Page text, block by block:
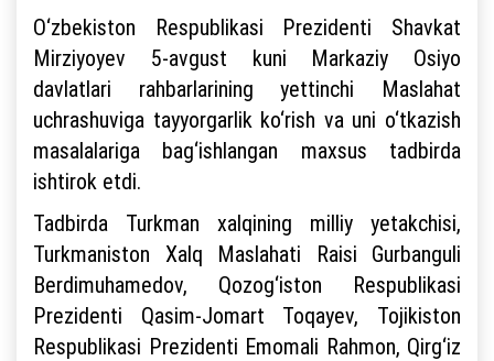
O‘zbekiston Respublikasi Prezidenti Shavkat
Mirziyoyev 5-avgust kuni Markaziy Osiyo
davlatlari rahbarlarining yettinchi Maslahat
uchrashuviga tayyorgarlik ko‘rish va uni o‘tkazish
masalalariga bag‘ishlangan maxsus tadbirda
ishtirok etdi.
Tadbirda Turkman xalqining milliy yetakchisi,
Turkmaniston Xalq Maslahati Raisi Gurbanguli
Berdimuhamedov, Qozog‘iston Respublikasi
Prezidenti Qasim-Jomart Toqayev, Tojikiston
Respublikasi Prezidenti Emomali Rahmon, Qirg‘iz